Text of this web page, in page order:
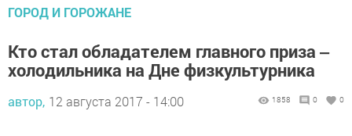
ГОРОД И ГОРОЖАНЕ
Кто стал обладателем главного приза ‒
холодильника на Дне физкультурника
автор, 12 августа 2017 - 14:00 1858 0 0